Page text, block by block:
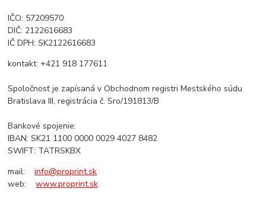
IČO: 57209570
DIČ: 2122616683
IČ DPH: SK2122616683
kontakt: +421 918 177611
Spoločnosť je zapísaná v Obchodnom registri Mestského súdu
Bratislava III, registrácia č. Sro/191813/B
Bankové spojenie:
IBAN: SK21 1100 0000 0029 4027 8482
SWIFT: TATRSKBX
mail:info@proprint.sk
web:www.proprint.sk